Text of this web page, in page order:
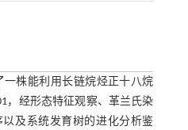
株能利用长链烷烃正十八烷
，经形态特征观察、革兰氏染
以及系统发育树的进化分析鉴